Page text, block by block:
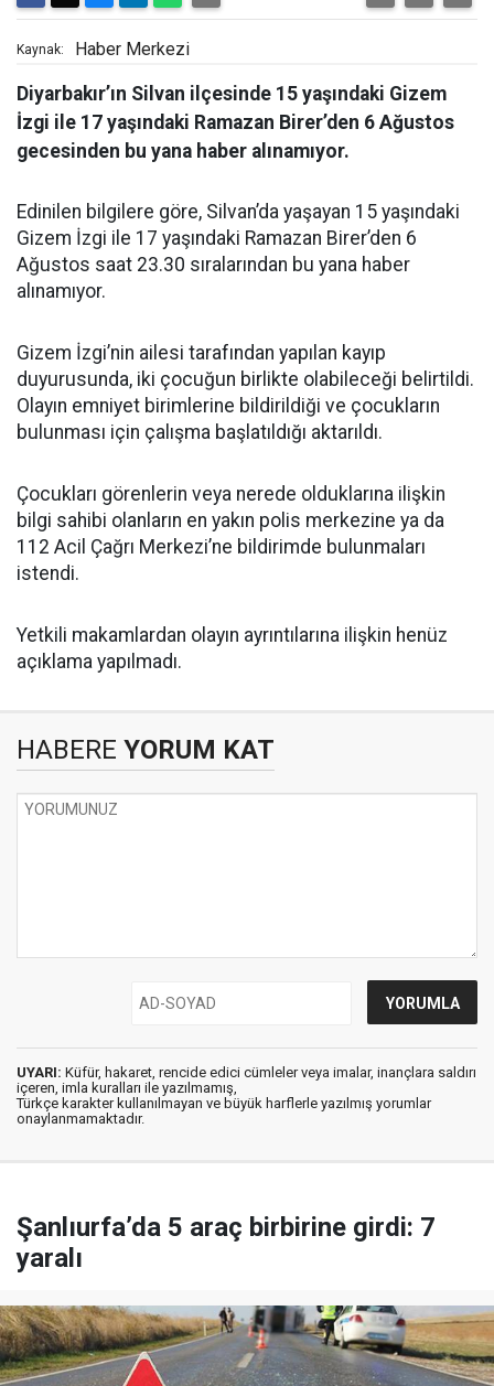
Kaynak: Haber Merkezi
Diyarbakır’ın Silvan ilçesinde 15 yaşındaki Gizem
İzgi ile 17 yaşındaki Ramazan Birer’den 6 Ağustos
gecesinden bu yana haber alınamıyor.
Edinilen bilgilere göre, Silvan’da yaşayan 15 yaşındaki
Gizem İzgi ile 17 yaşındaki Ramazan Birer’den 6
Ağustos saat 23.30 sıralarından bu yana haber
alınamıyor.
Gizem İzgi’nin ailesi tarafından yapılan kayıp
duyurusunda, iki çocuğun birlikte olabileceği belirtildi.
Olayın emniyet birimlerine bildirildiği ve çocukların
bulunması için çalışma başlatıldığı aktarıldı.
Çocukları görenlerin veya nerede olduklarına ilişkin
bilgi sahibi olanların en yakın polis merkezine ya da
112 Acil Çağrı Merkezi’ne bildirimde bulunmaları
istendi.
Yetkili makamlardan olayın ayrıntılarına ilişkin henüz
açıklama yapılmadı.
HABERE YORUM KAT
UYARI: Küfür, hakaret, rencide edici cümleler veya imalar, inançlara saldırı
içeren, imla kuralları ile yazılmamış,
Türkçe karakter kullanılmayan ve büyük harflerle yazılmış yorumlar
onaylanmamaktadır.
Şanlıurfa’da 5 araç birbirine girdi: 7
yaralı